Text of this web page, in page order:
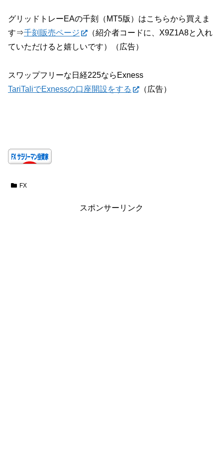
グリッドトレーEAの千刻（MT5版）はこちらから買えま
す⇒千刻販売ページ
（紹介者コードに、X9Z1A8と入れ
ていただけると嬉しいです）（広告）
スワップフリーな日経225ならExness
TariTaliでExnessの口座開設をする
（広告）
FX
スポンサーリンク